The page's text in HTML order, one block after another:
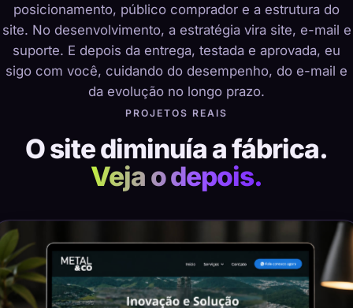
posicionamento, público comprador e a estrutura do
site. No desenvolvimento, a estratégia vira site, e-mail e
suporte. E depois da entrega, testada e aprovada, eu
sigo com você, cuidando do desempenho, do e-mail e
da evolução no longo prazo.
PROJETOS REAIS
O site diminuía a fábrica.
Veja o depois.